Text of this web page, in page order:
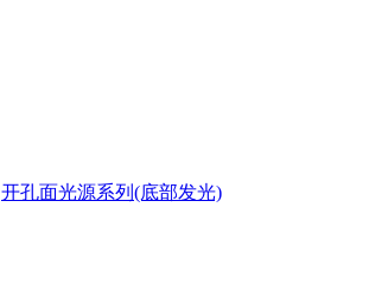
开孔面光源系列(底部发光)